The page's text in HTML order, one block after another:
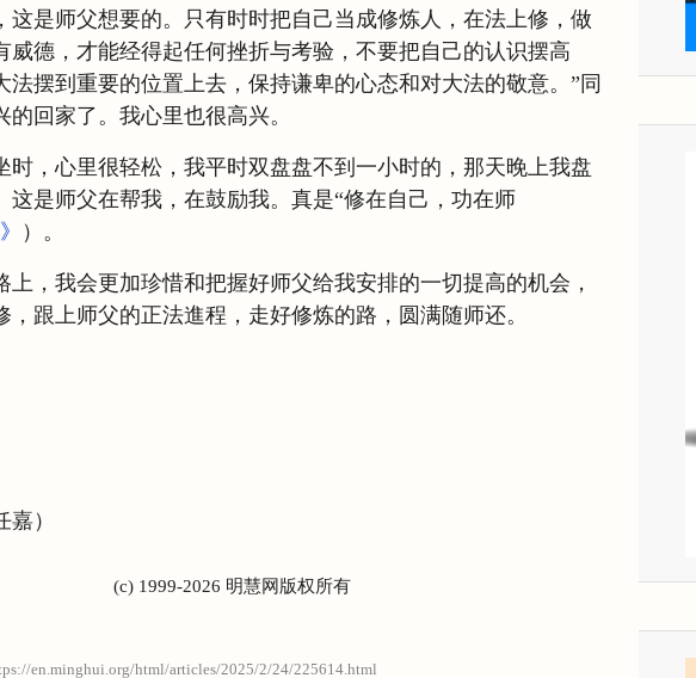
这是师父想要的。只有时时把自己当成修炼人，在法上修，做
威德，才能经得起任何挫折与考验，不要把自己的认识摆高
法摆到重要的位置上去，保持谦卑的心态和对大法的敬意。”同
的回家了。我心里也很高兴。
时，心里很轻松，我平时双盘盘不到一小时的，那天晚上我盘
这是师父在帮我，在鼓励我。真是“修在自己，功在师
）。
上，我会更加珍惜和把握好师父给我安排的一切提高的机会，
，跟上师父的正法進程，走好修炼的路，圆满随师还。
嘉）
(c) 1999-2026 明慧网版权所有
en.minghui.org/html/articles/2025/2/24/225614.html